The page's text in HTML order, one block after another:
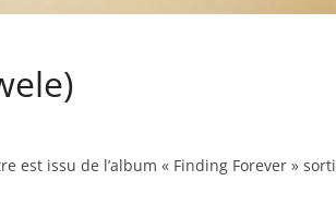
est issu de l’album « Finding Forever » sorti